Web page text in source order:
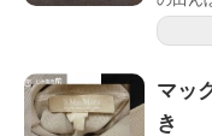
マッ
き